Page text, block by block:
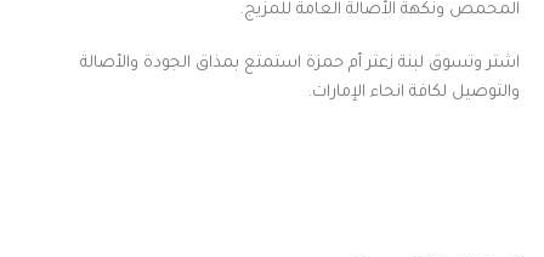
المحمص ونكهة الأصالة العامة للمزيج.
اشتر وتسوق لبنة زعتر أم حمزة استمتع بمذاق الجودة والأصالة
والتوصيل لكافة انحاء الإمارات.